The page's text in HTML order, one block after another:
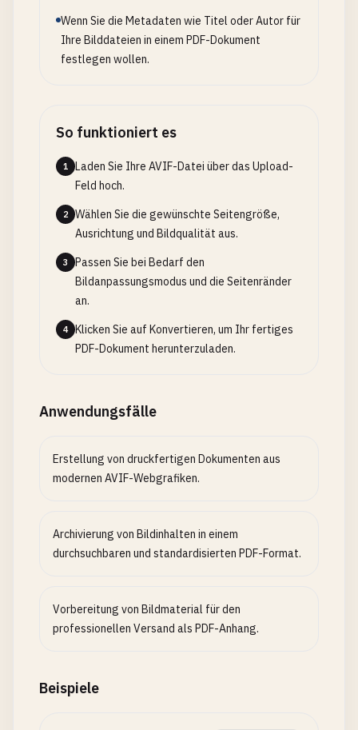
Wenn Sie die Metadaten wie Titel oder Autor für
Ihre Bilddateien in einem PDF-Dokument
festlegen wollen.
So funktioniert es
1
Laden Sie Ihre AVIF-Datei über das Upload-
Feld hoch.
2
Wählen Sie die gewünschte Seitengröße,
Ausrichtung und Bildqualität aus.
3
Passen Sie bei Bedarf den
Bildanpassungsmodus und die Seitenränder
an.
4
Klicken Sie auf Konvertieren, um Ihr fertiges
PDF-Dokument herunterzuladen.
Anwendungsfälle
Erstellung von druckfertigen Dokumenten aus
modernen AVIF-Webgrafiken.
Archivierung von Bildinhalten in einem
durchsuchbaren und standardisierten PDF-Format.
Vorbereitung von Bildmaterial für den
professionellen Versand als PDF-Anhang.
Beispiele